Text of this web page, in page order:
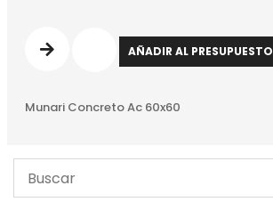
AÑADIR AL PRESUPUESTO
Munari Concreto Ac 60x60